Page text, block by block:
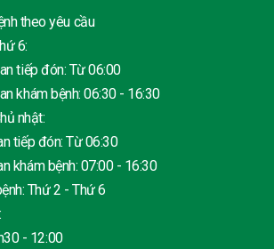
theo yêu cầu
6:
đón: Từ 06:00
bệnh: 06:30 - 16:30
nhật:
đón: Từ 06:30
bệnh: 07:00 - 16:30
Thứ 2 - Thứ 6
- 12:00